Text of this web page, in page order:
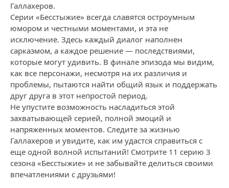
Галлахеров.
Серии «Бесстыжие» всегда славятся остроумным
юмором и честными моментами, и эта не
исключение. Здесь каждый диалог наполнен
сарказмом, а каждое решение — последствиями,
которые могут удивить. В финале эпизода мы видим,
как все персонажи, несмотря на их различия и
проблемы, пытаются найти общий язык и поддержать
друг друга в этот непростой период.
Не упустите возможность насладиться этой
захватывающей серией, полной эмоций и
напряженных моментов. Следите за жизнью
Галлахеров и увидите, как им удастся справиться с
еще одной волной испытаний! Смотрите 11 серию 3
сезона «Бесстыжие» и не забывайте делиться своими
впечатлениями с друзьями!